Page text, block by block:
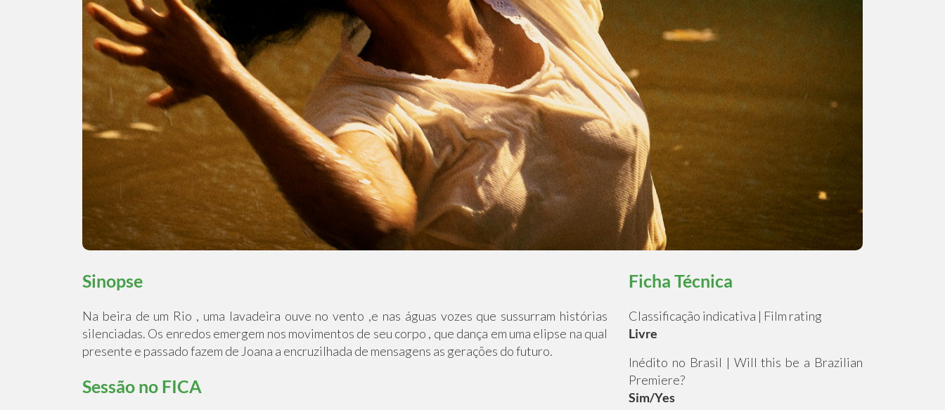
Sinopse
Na beira de um Rio , uma lavadeira ouve no vento ,e nas águas vozes que sussurram histórias
silenciadas. Os enredos emergem nos movimentos de seu corpo , que dança em uma elipse na qual
presente e passado fazem de Joana a encruzilhada de mensagens as gerações do futuro.
Sessão no FICA
Ficha Técnica
Classificação indicativa | Film rating
Livre
Inédito no Brasil | Will this be a Brazilian
Premiere?
Sim/Yes